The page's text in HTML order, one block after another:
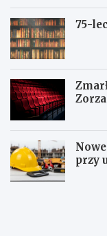
75-
Zorza
przy
Z
W
W